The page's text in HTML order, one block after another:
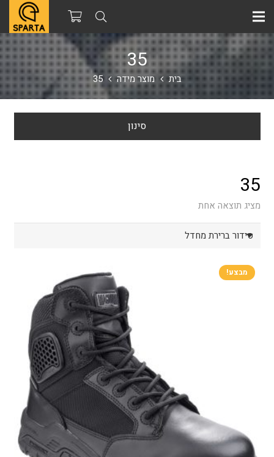
35
בית מוצר מידה 35
35
מציג תוצאה אחת
מבצע!
סינון